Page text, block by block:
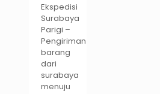
Ekspedisi
Surabaya
Parigi –
Pengiriman
barang
dari
surabaya
menuju